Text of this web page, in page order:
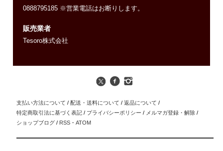
0888795185 ※営業電話はお断りします。
販売業者
Tesoro株式会社
支払い方法について / 配送・送料について / 返品について /
特定商取引法に基づく表記 / プライバシーポリシー / メルマガ登録・解除 /
ショップブログ / RSS ・ATOM